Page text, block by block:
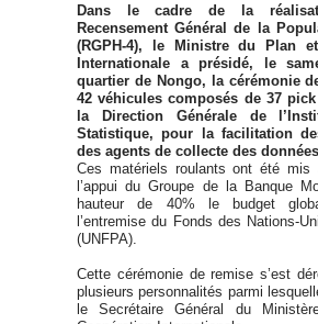
Dans le cadre de la
Recensement Général de la
(RGPH-4), le Ministre du Plan
Internationale a présidé, le
quartier de Nongo, la cérémonie
42 véhicules composés de 37
la Direction Générale de
Statistique, pour la facilitation
des agents de collecte des
Ces matériels roulants ont été mis
l’appui du Groupe de la Banque
hauteur de 40% le budget
l’entremise du Fonds des Nations-
(UNFPA).
Cette cérémonie de remise s’est
plusieurs personnalités parmi
le Secrétaire Général du